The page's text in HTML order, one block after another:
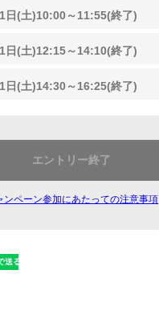
日(土)10:00～11:55(終了)
日(土)12:15～14:10(終了)
日(土)14:30～16:25(終了)
エントリー終了
ンペーン参加にあたっての注意事項